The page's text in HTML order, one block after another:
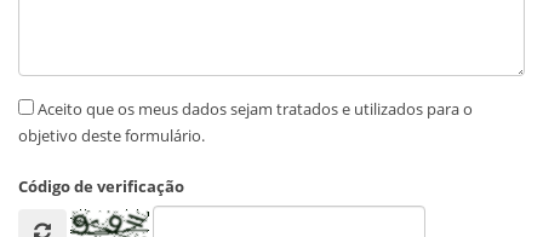
Aceito que os meus dados sejam tratados e utilizados para o
objetivo deste formulário.
Código de verificação